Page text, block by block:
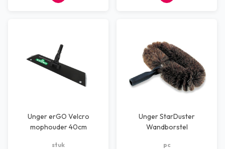
Unger erGO Velcro
mophouder 40cm
stuk
Unger StarDuster
Wandborstel
pc